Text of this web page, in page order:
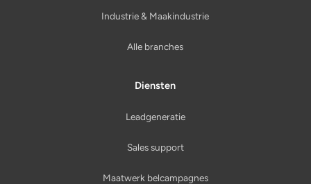
Industrie & Maakindustrie
Alle branches
Diensten
Leadgeneratie
Sales support
Maatwerk belcampagnes